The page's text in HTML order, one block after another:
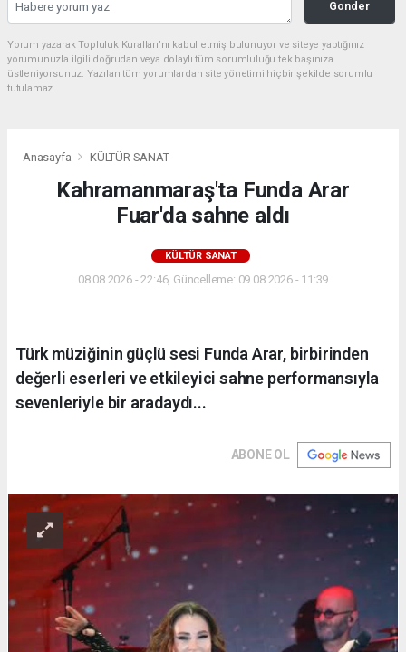
Gonder
Yorum yazarak Topluluk Kuralları’nı kabul etmiş bulunuyor ve siteye yaptığınız
yorumunuzla ilgili doğrudan veya dolaylı tüm sorumluluğu tek başınıza
üstleniyorsunuz. Yazılan tüm yorumlardan site yönetimi hiçbir şekilde sorumlu
tutulamaz.
Anasayfa KÜLTÜR SANAT
Kahramanmaraş'ta Funda Arar
Fuar'da sahne aldı
KÜLTÜR SANAT
08.08.2026 - 22:46, Güncelleme: 09.08.2026 - 11:39
Türk müziğinin güçlü sesi Funda Arar, birbirinden
değerli eserleri ve etkileyici sahne performansıyla
sevenleriyle bir aradaydı...
ABONE OL